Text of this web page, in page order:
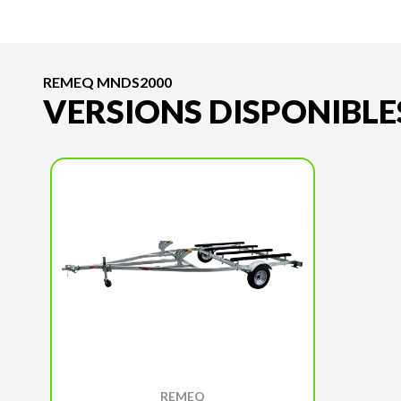
REMEQ MNDS2000
VERSIONS
REMEQ